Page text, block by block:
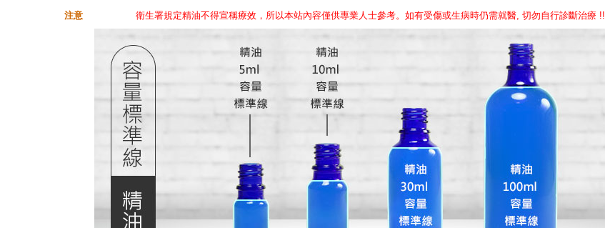
注意 衛生署規定精油不得宣稱療效，所以本站內容僅供專業人士參考。如有受傷或生病時仍需就醫, 切勿自行診斷治療 !!